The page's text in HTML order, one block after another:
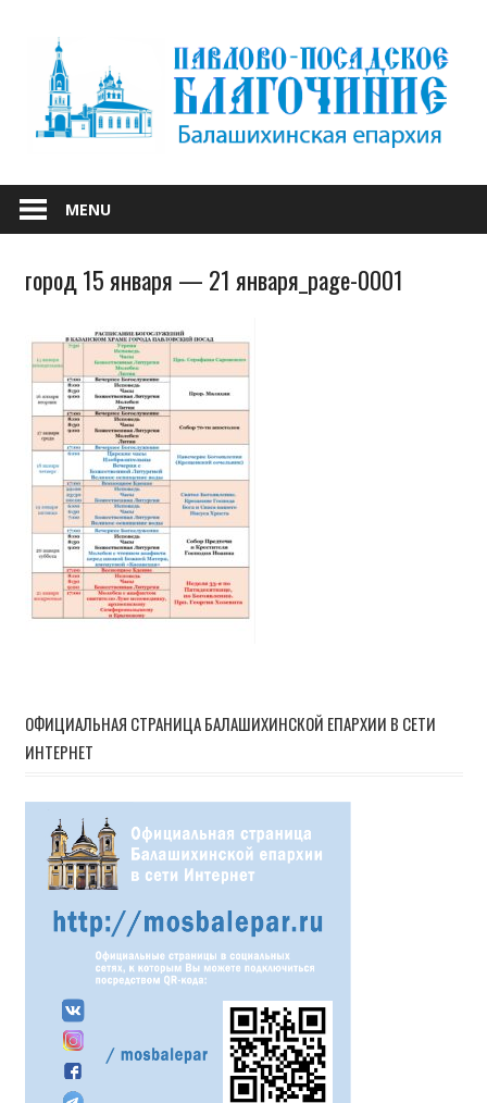
content
ПАВЛОВО-
ПОСАДСКОЕ
БЛАГОЧИНИЕ
MENU
город 15 января — 21 января_page-0001
ОФИЦИАЛЬНАЯ СТРАНИЦА БАЛАШИХИНСКОЙ ЕПАРХИИ В СЕТИ
ИНТЕРНЕТ